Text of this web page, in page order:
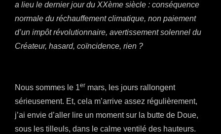
a lieu le dernier jour du XXème siècle : conséquence
normale du réchauffement climatique, non paiement
d’un impôt révolutionnaire, avertissement solennel du
Créateur, hasard, coïncidence, rien ?
Nous sommes le 1er mars, les jours rallongent
sérieusement. Et, cela m’arrive assez régulièrement,
j’ai envie d’aller lire un moment sur la butte de Doue,
sous les tilleuls, dans le calme ventilé des hauteurs.